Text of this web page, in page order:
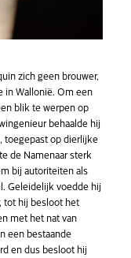
zich geen brouwer,
in Wallonië. Om een
blik te werpen op
behaalde hij
toegepast op dierlijke
de Namenaar sterk
bij autoriteiten als
Geleidelijk voedde hij
tot hij besloot het
met het nat van
een bestaande
en dus besloot hij